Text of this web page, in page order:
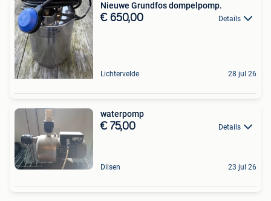
Nieuwe Grundfos dompelpomp.
€ 650,00 Details
Lichtervelde 28 jul 26
waterpomp
€ 75,00 Details
Dilsen 23 jul 26